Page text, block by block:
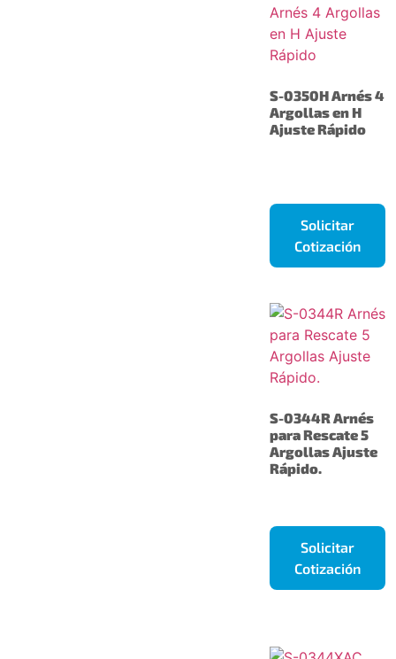
S-0350H Arnés 4
Argollas en H
Ajuste Rápido
Solicitar
Cotización
S-0344R Arnés
para Rescate 5
Argollas Ajuste
Rápido.
Solicitar
Cotización